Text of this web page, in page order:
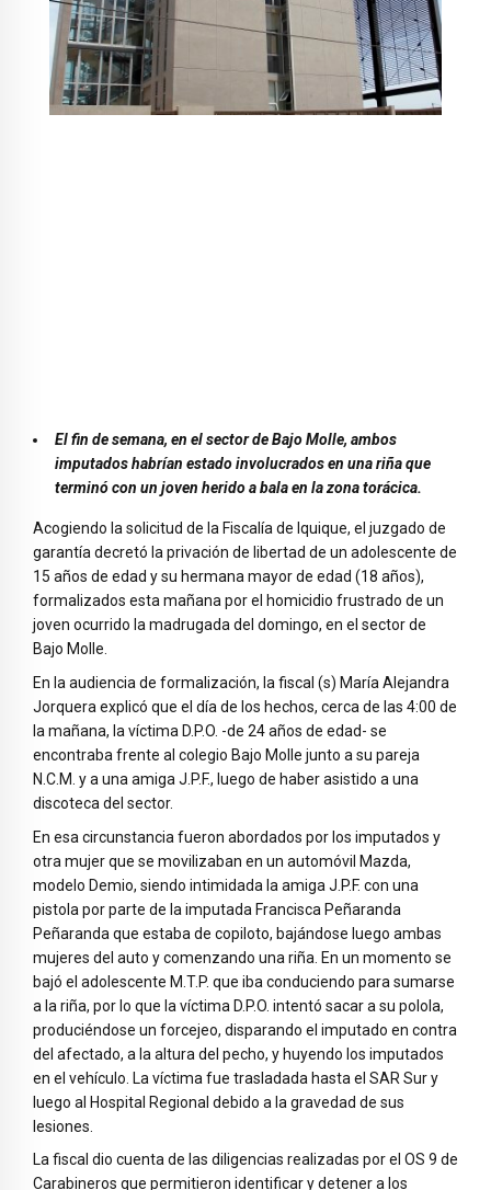
El fin de semana, en el sector de Bajo Molle, ambos
imputados habrían estado involucrados en una riña que
terminó con un joven herido a bala en la zona torácica.
Acogiendo la solicitud de la Fiscalía de Iquique, el juzgado de
garantía decretó la privación de libertad de un adolescente de
15 años de edad y su hermana mayor de edad (18 años),
formalizados esta mañana por el homicidio frustrado de un
joven ocurrido la madrugada del domingo, en el sector de
Bajo Molle.
En la audiencia de formalización, la fiscal (s) María Alejandra
Jorquera explicó que el día de los hechos, cerca de las 4:00 de
la mañana, la víctima D.P.O. -de 24 años de edad- se
encontraba frente al colegio Bajo Molle junto a su pareja
N.C.M. y a una amiga J.P.F., luego de haber asistido a una
discoteca del sector.
En esa circunstancia fueron abordados por los imputados y
otra mujer que se movilizaban en un automóvil Mazda,
modelo Demio, siendo intimidada la amiga J.P.F. con una
pistola por parte de la imputada Francisca Peñaranda
Peñaranda que estaba de copiloto, bajándose luego ambas
mujeres del auto y comenzando una riña. En un momento se
bajó el adolescente M.T.P. que iba conduciendo para sumarse
a la riña, por lo que la víctima D.P.O. intentó sacar a su polola,
produciéndose un forcejeo, disparando el imputado en contra
del afectado, a la altura del pecho, y huyendo los imputados
en el vehículo. La víctima fue trasladada hasta el SAR Sur y
luego al Hospital Regional debido a la gravedad de sus
lesiones.
La fiscal dio cuenta de las diligencias realizadas por el OS 9 de
Carabineros que permitieron identificar y detener a los